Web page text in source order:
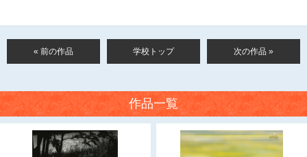
« 前の作品 学校トップ 次の作品 »
作品一覧